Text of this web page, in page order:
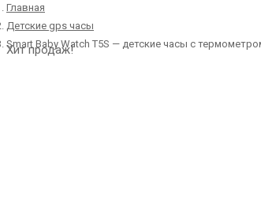
Главная
Детские gps часы
Smart Baby Watch T5S — детские часы с
Хит продаж!